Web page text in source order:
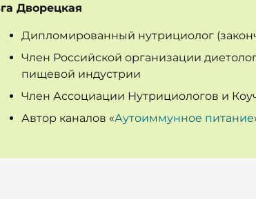
Дворецкая
Дипломированный нутрициолог
Член Российской организации
пищевой индустрии
Член Ассоциации Нутрициологов и
Автор каналов «Аутоиммунное питание